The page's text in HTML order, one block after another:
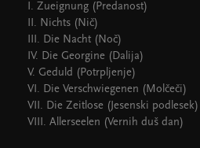
I. Zueignung (Predanost)
II. Nichts (Nič)
III. Die Nacht (Noč)
IV. Die Georgine (Dalija)
V. Geduld (Potrpljenje)
VI. Die Verschwiegenen (Molčeči)
VII. Die Zeitlose (Jesenski podlesek)
VIII. Allerseelen (Vernih duš dan)